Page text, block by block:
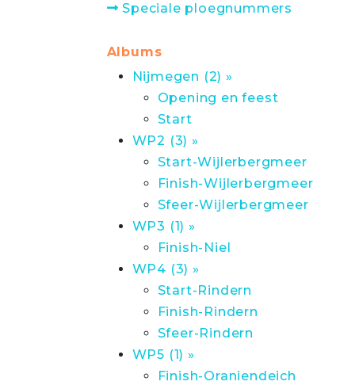
Speciale ploegnummers
Albums
Nijmegen (2) »
Opening en feest
Start
WP2 (3) »
Start-Wijlerbergmeer
Finish-Wijlerbergmeer
Sfeer-Wijlerbergmeer
WP3 (1) »
Finish-Niel
WP4 (3) »
Start-Rindern
Finish-Rindern
Sfeer-Rindern
WP5 (1) »
Finish-Oraniendeich